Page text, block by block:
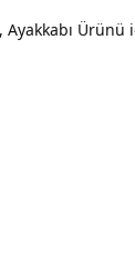
Ürünü